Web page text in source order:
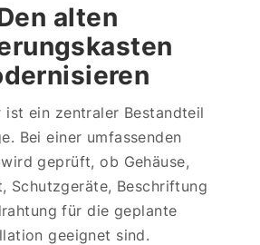
alten
ist ein zentraler Bestandteil
Bei einer umfassenden
geprüft, ob Gehäuse,
Schutzgeräte, Beschriftung
für die geplante
geeignet sind.